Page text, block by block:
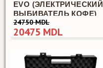
EVO (ЭЛЕКТРИЧЕСКИЙ
ВЫБИВАТЕЛЬ КОФЕ)
24750 MDL
20475 MDL